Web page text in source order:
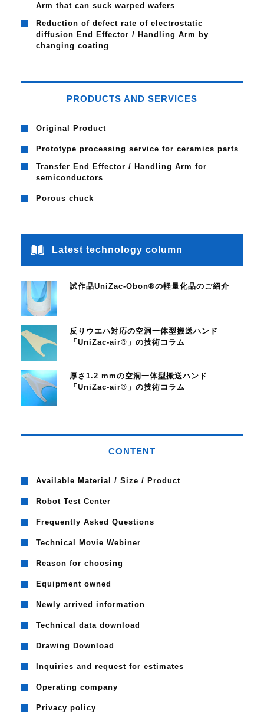
Arm that can suck warped wafers
Reduction of defect rate of electrostatic
diffusion End Effector / Handling Arm by
changing coating
PRODUCTS AND SERVICES
Original Product
Prototype processing service for ceramics parts
Transfer End Effector / Handling Arm for
semiconductors
Porous chuck
Latest technology column
試作品UniZac-Obon®の軽量化品のご紹介
反りウエハ対応の空洞一体型搬送ハンド
「UniZac-air®」の技術コラム
厚さ1.2 mmの空洞一体型搬送ハンド
「UniZac-air®」の技術コラム
CONTENT
Available Material / Size / Product
Robot Test Center
Frequently Asked Questions
Technical Movie Webiner
Reason for choosing
Equipment owned
Newly arrived information
Technical data download
Drawing Download
Inquiries and request for estimates
Operating company
Privacy policy